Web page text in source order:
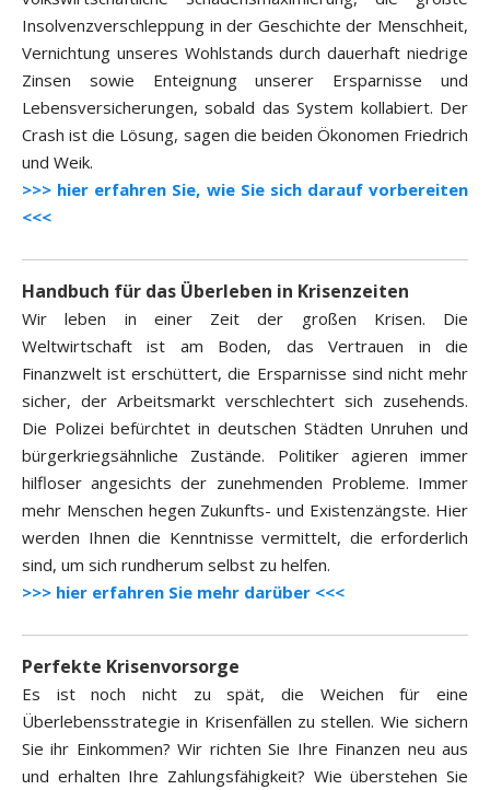
Insolvenzverschleppung in der Geschichte der Menschheit,
Vernichtung unseres Wohlstands durch dauerhaft niedrige
Zinsen sowie Enteignung unserer Ersparnisse und
Lebensversicherungen, sobald das System kollabiert. Der
Crash ist die Lösung, sagen die beiden Ökonomen Friedrich
und Weik.
>>> hier erfahren Sie, wie Sie sich darauf vorbereiten
<<<
Handbuch für das Überleben in Krisenzeiten
Wir leben in einer Zeit der großen Krisen. Die
Weltwirtschaft ist am Boden, das Vertrauen in die
Finanzwelt ist erschüttert, die Ersparnisse sind nicht mehr
sicher, der Arbeitsmarkt verschlechtert sich zusehends.
Die Polizei befürchtet in deutschen Städten Unruhen und
bürgerkriegsähnliche Zustände. Politiker agieren immer
hilfloser angesichts der zunehmenden Probleme. Immer
mehr Menschen hegen Zukunfts- und Existenzängste. Hier
werden Ihnen die Kenntnisse vermittelt, die erforderlich
sind, um sich rundherum selbst zu helfen.
>>> hier erfahren Sie mehr darüber <<<
Perfekte Krisenvorsorge
Es ist noch nicht zu spät, die Weichen für eine
Überlebensstrategie in Krisenfällen zu stellen. Wie sichern
Sie ihr Einkommen? Wir richten Sie Ihre Finanzen neu aus
und erhalten Ihre Zahlungsfähigkeit? Wie überstehen Sie